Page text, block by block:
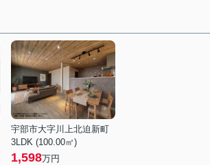
宇部市大字川上北迫新町
3LDK (100.00㎡)
1,598万円